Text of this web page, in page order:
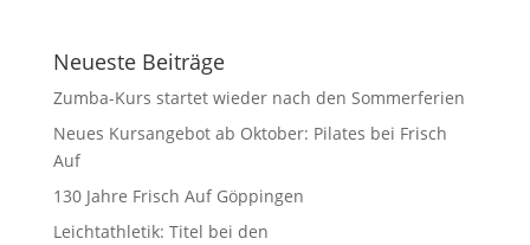
Neueste Beiträge
Zumba-Kurs startet wieder nach den Sommerferien
Neues Kursangebot ab Oktober: Pilates bei Frisch
Auf
130 Jahre Frisch Auf Göppingen
Leichtathletik: Titel bei den